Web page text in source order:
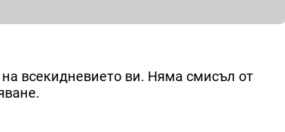
всекидневието ви. Няма смисъл от